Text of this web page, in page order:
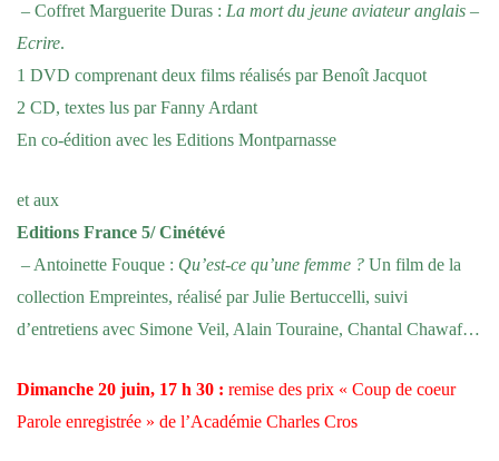
– Coffret Marguerite Duras : La mort du jeune aviateur anglais –
Ecrire.
1 DVD comprenant deux films réalisés par Benoît Jacquot
2 CD, textes lus par Fanny Ardant
En co-édition avec les Editions Montparnasse
et aux
Editions France 5/ Cinétévé
– Antoinette Fouque : Qu’est-ce qu’une femme ? Un film de la
collection Empreintes, réalisé par Julie Bertuccelli, suivi
d’entretiens avec Simone Veil, Alain Touraine, Chantal Chawaf…
Dimanche 20 juin, 17 h 30 : remise des prix « Coup de coeur
Parole enregistrée » de l’Académie Charles Cros